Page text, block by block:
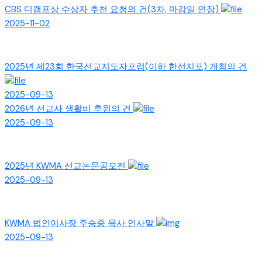
CBS 디캠프상 수상자 추천 요청의 건(3차, 마감일 연장)
2025-11-02
2025년 제23회 한국선교지도자포럼(이하 한선지포) 개최의 건
2025-09-13
2026년 선교사 생활비 후원의 건
2025-09-13
2025년 KWMA 선교논문공모전
2025-09-13
KWMA 법인이사장 주승중 목사 인사말
2025-09-13